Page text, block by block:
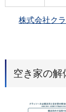
株式会社ク
空き家の